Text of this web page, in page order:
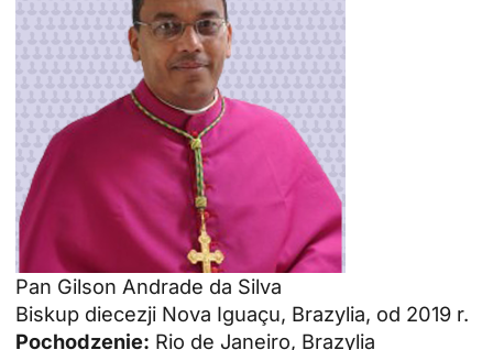
Pan Gilson Andrade da Silva
Biskup diecezji Nova Iguaçu, Brazylia, od 2019 r.
Pochodzenie: Rio de Janeiro, Brazylia